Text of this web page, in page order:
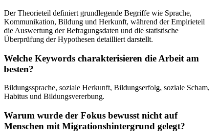
Der Theorieteil definiert grundlegende Begriffe wie Sprache,
Kommunikation, Bildung und Herkunft, während der Empirieteil
die Auswertung der Befragungsdaten und die statistische
Überprüfung der Hypothesen detailliert darstellt.
Welche Keywords charakterisieren die Arbeit am
besten?
Bildungssprache, soziale Herkunft, Bildungserfolg, soziale Scham,
Habitus und Bildungsvererbung.
Warum wurde der Fokus bewusst nicht auf
Menschen mit Migrationshintergrund gelegt?